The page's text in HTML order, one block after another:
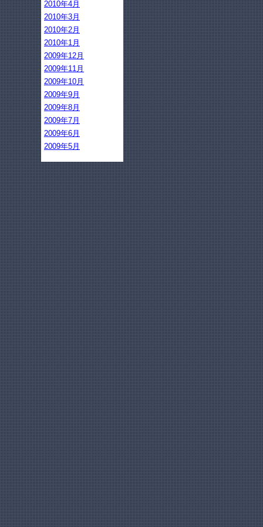
2010年4月
2010年3月
2010年2月
2010年1月
2009年12月
2009年11月
2009年10月
2009年9月
2009年8月
2009年7月
2009年6月
2009年5月